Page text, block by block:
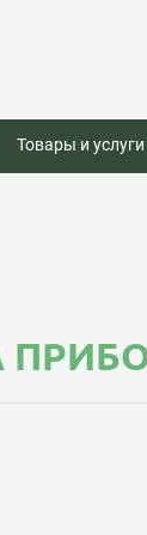
Товары и услуги